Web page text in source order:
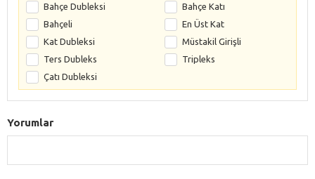
Bahçe Dubleksi
Bahçe Katı
Bahçeli
En Üst Kat
Kat Dubleksi
Müstakil Girişli
Ters Dubleks
Tripleks
Çatı Dubleksi
Yorumlar